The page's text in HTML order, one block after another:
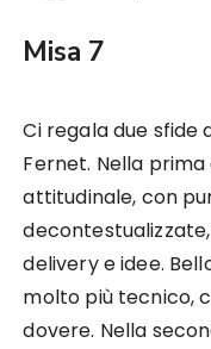
Misa 7
Ci regala due sfide
Fernet. Nella
attitudinale, con
delivery e idee.
molto più tecnico,
dovere. Nella